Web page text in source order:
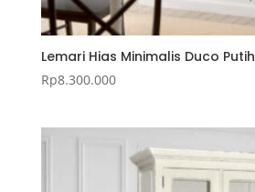
Lemari Hias Minimalis Duco Putih
Rp8.300.000